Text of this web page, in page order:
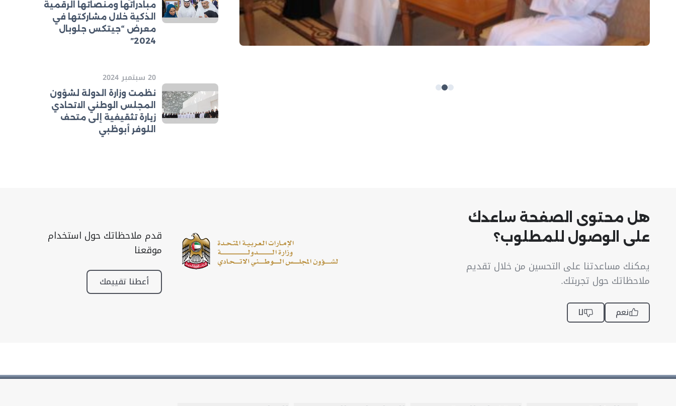
مبادراتها ومنصاتها الرقمية
الذكية خلال مشاركتها في
معرض “جيتكس جلوبال
2024”
20 سبتمبر 2024
نظمت وزارة الدولة لشؤون
المجلس الوطني الاتحادي
زيارة تثقيفية إلى متحف
اللوفر أبوظبي
هل محتوى الصفحة ساعدك
على الوصول للمطلوب؟
يمكنك مساعدتنا على التحسين من خلال تقديم
ملاحظاتك حول تجربتك.
نعم لا
قدم ملاحظاتك حول استخدام
موقعنا
أعطنا تقييمك